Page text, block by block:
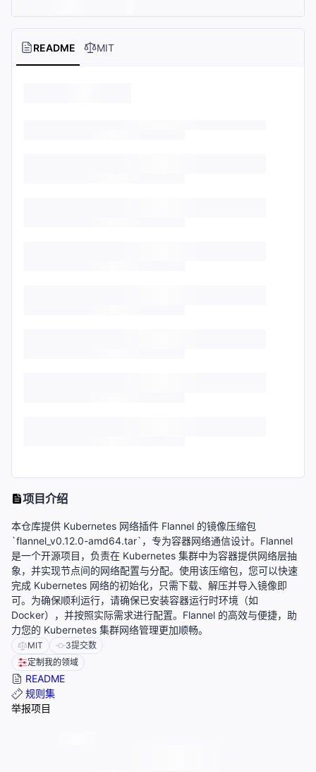
README MIT
项目介绍
本仓库提供 Kubernetes 网络插件 Flannel 的镜像压缩包
`flannel_v0.12.0-amd64.tar`，专为容器网络通信设计。Flannel
是一个开源项目，负责在 Kubernetes 集群中为容器提供网络层抽
象，并实现节点间的网络配置与分配。使用该压缩包，您可以快速
完成 Kubernetes 网络的初始化，只需下载、解压并导入镜像即
可。为确保顺利运行，请确保已安装容器运行时环境（如
Docker），并按照实际需求进行配置。Flannel 的高效与便捷，助
力您的 Kubernetes 集群网络管理更加顺畅。
MIT 3提交数
定制我的领域
README
规则集
举报项目